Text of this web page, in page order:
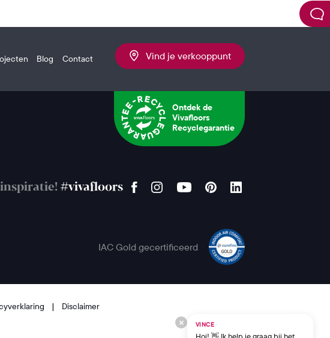
Blog Contact Vind je verkooppunt
Ontdek de
Vivafloors
Recyclegarantie
#vivafloors
IAC Gold gecertificeerd
| Disclaimer
VINCE